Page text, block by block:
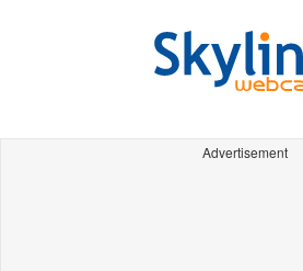
Advertisement